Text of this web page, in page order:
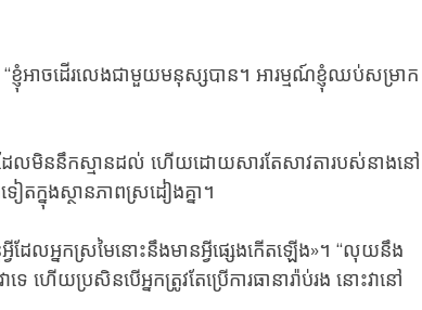
ញុំអាចដើរលេងជាមួយមនុស្សបាន។ អារម្មណ៍ខ្ញុំឈប់សម្រាក
ដែលមិននឹកស្មានដល់ ហើយដោយសារតែសាវតារបស់នាងនៅ
ៀតក្នុងស្ថានភាពស្រដៀងគ្នា។
វី​ដែល​អ្នក​ស្រមៃ​នោះ​នឹង​មាន​អ្វី​ផ្សេង​កើតឡើង​»​។ “លុយនឹង
ហើយប្រសិនបើអ្នកត្រូវតែប្រើការធានារ៉ាប់រង នោះវានៅ